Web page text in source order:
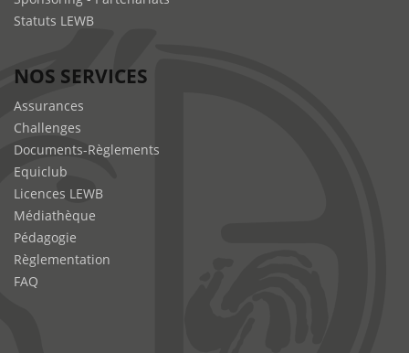
Statuts LEWB
NOS SERVICES
Assurances
Challenges
Documents-Règlements
Equiclub
Licences LEWB
Médiathèque
Pédagogie
Règlementation
FAQ